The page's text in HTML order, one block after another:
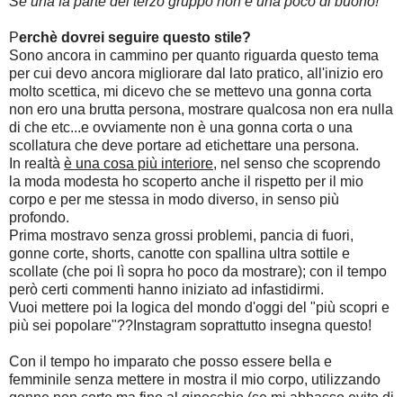
Perchè dovrei seguire questo stile?
Sono ancora in cammino per quanto riguarda questo tema
per cui devo ancora migliorare dal lato pratico, all'inizio ero
molto scettica, mi dicevo che se mettevo una gonna corta
non ero una brutta persona, mostrare qualcosa non era nulla
di che etc...e ovviamente non è una gonna corta o una
scollatura che deve portare ad etichettare una persona.
In realtà è una cosa più interiore, nel senso che scoprendo
la moda modesta ho scoperto anche il rispetto per il mio
corpo e per me stessa in modo diverso, in senso più
profondo.
Prima mostravo senza grossi problemi, pancia di fuori,
gonne corte, shorts, canotte con spallina ultra sottile e
scollate (che poi lì sopra ho poco da mostrare); con il tempo
però certi commenti hanno iniziato ad infastidirmi.
Vuoi mettere poi la logica del mondo d'oggi del "più scopri e
più sei popolare"??Instagram soprattutto insegna questo!
Con il tempo ho imparato che posso essere bella e
femminile senza mettere in mostra il mio corpo, utilizzando